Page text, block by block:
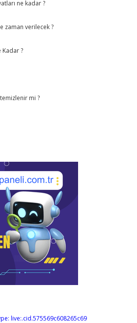
ne kadar ?
zaman verilecek ?
Kadar ?
mi ?
live:.cid.575569c608265c69